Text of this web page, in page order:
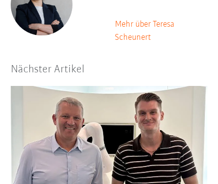
Mehr über Teresa
Scheunert
Nächster Artikel